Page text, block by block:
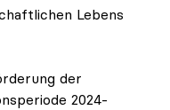
Lebens
der
2024-